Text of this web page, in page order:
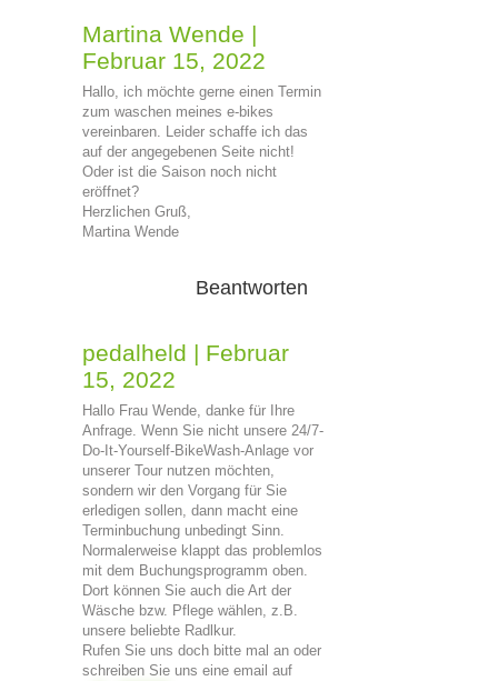
Martina Wende |
Februar 15, 2022
Hallo, ich möchte gerne einen Termin
zum waschen meines e-bikes
vereinbaren. Leider schaffe ich das
auf der angegebenen Seite nicht!
Oder ist die Saison noch nicht
eröffnet?
Herzlichen Gruß,
Martina Wende
Beantworten
pedalheld | Februar
15, 2022
Hallo Frau Wende, danke für Ihre
Anfrage. Wenn Sie nicht unsere 24/7-
Do-It-Yourself-BikeWash-Anlage vor
unserer Tour nutzen möchten,
sondern wir den Vorgang für Sie
erledigen sollen, dann macht eine
Terminbuchung unbedingt Sinn.
Normalerweise klappt das problemlos
mit dem Buchungsprogramm oben.
Dort können Sie auch die Art der
Wäsche bzw. Pflege wählen, z.B.
unsere beliebte Radlkur.
Rufen Sie uns doch bitte mal an oder
schreiben Sie uns eine email auf